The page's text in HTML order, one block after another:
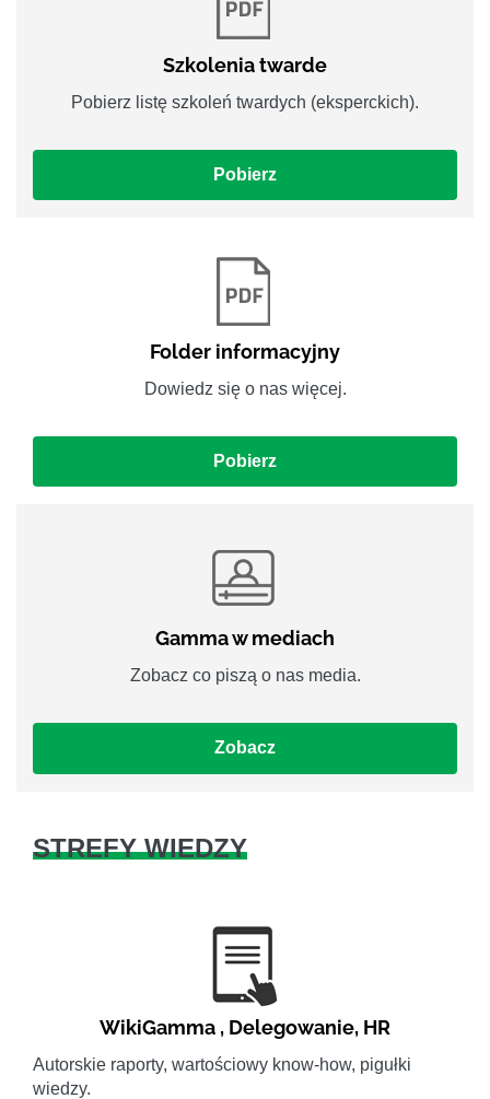
Szkolenia twarde
Pobierz listę szkoleń twardych (eksperckich).
Pobierz
Folder informacyjny
Dowiedz się o nas więcej.
Pobierz
Gamma w mediach
Zobacz co piszą o nas media.
Zobacz
STREFY WIEDZY
WikiGamma , Delegowanie, HR
Autorskie raporty, wartościowy know-how, pigułki
wiedzy.